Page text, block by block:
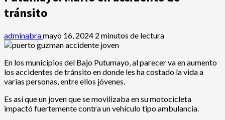
tránsito
adminabramayo 16, 2024 2 minutos de lectura
En los municipios del Bajo Putumayo, al parecer va en aumento
los accidentes de tránsito en donde les ha costado la vida a
varias personas, entre ellos jóvenes.
Es así que un joven que se movilizaba en su motocicleta
impactó fuertemente contra un vehículo tipo ambulancia.